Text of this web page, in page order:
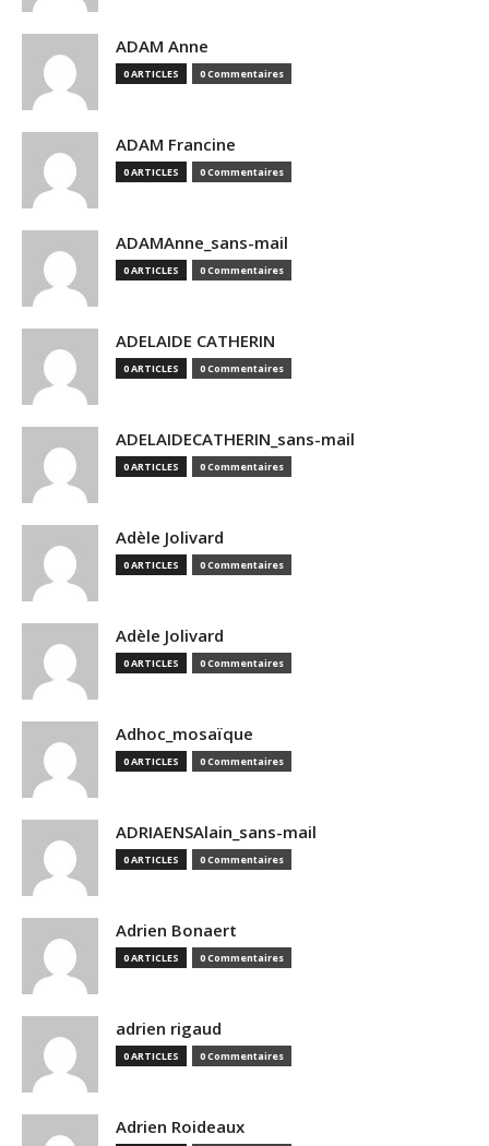
ADAM Anne
0 ARTICLES 0 Commentaires
ADAM Francine
0 ARTICLES 0 Commentaires
ADAMAnne_sans-mail
0 ARTICLES 0 Commentaires
ADELAIDE CATHERIN
0 ARTICLES 0 Commentaires
ADELAIDECATHERIN_sans-mail
0 ARTICLES 0 Commentaires
Adèle Jolivard
0 ARTICLES 0 Commentaires
Adèle Jolivard
0 ARTICLES 0 Commentaires
Adhoc_mosaïque
0 ARTICLES 0 Commentaires
ADRIAENSAlain_sans-mail
0 ARTICLES 0 Commentaires
Adrien Bonaert
0 ARTICLES 0 Commentaires
adrien rigaud
0 ARTICLES 0 Commentaires
Adrien Roideaux